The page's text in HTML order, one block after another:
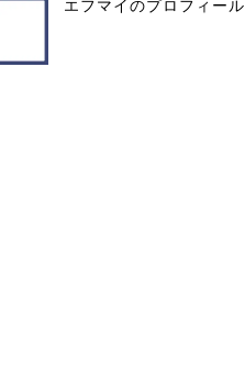
エフマイのプロフィール